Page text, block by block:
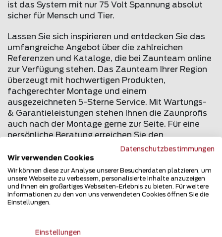
ist das System mit nur 75 Volt Spannung absolut
sicher für Mensch und Tier.
Lassen Sie sich inspirieren und entdecken Sie das
umfangreiche Angebot über die zahlreichen
Referenzen und Kataloge, die bei Zaunteam online
zur Verfügung stehen. Das Zaunteam Ihrer Region
überzeugt mit hochwertigen Produkten,
fachgerechter Montage und einem
ausgezeichneten 5-Sterne Service. Mit Wartungs-
& Garantieleistungen stehen Ihnen die Zaunprofis
auch nach der Montage gerne zur Seite. Für eine
persönliche Beratung erreichen Sie den
Zaunexperten in Ihrer Nähe online oder unter der
Gratisnummer 0800 84 86 888.
Zurück zur Übersicht
Datenschutzbestimmungen
Wir verwenden Cookies
Wir können diese zur Analyse unserer Besucherdaten platzieren, um
unsere Webseite zu verbessern, personalisierte Inhalte anzuzeigen
und Ihnen ein großartiges Webseiten-Erlebnis zu bieten. Für weitere
Informationen zu den von uns verwendeten Cookies öffnen Sie die
Einstellungen.
Einstellungen